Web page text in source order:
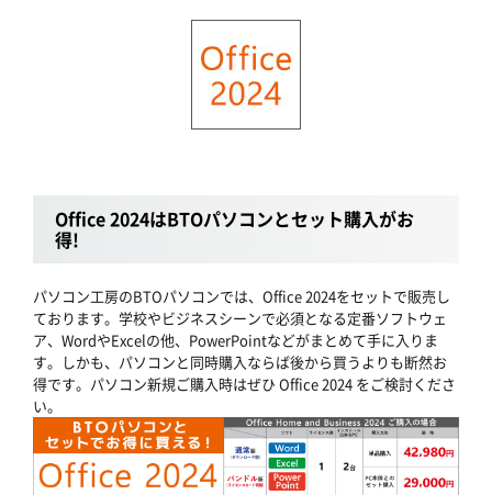
Office 2024はBTOパソコンとセット購入がお
得!
パソコン工房のBTOパソコンでは、Office 2024をセットで販売し
ております。学校やビジネスシーンで必須となる定番ソフトウェ
ア、WordやExcelの他、PowerPointなどがまとめて手に入りま
す。しかも、パソコンと同時購入ならば後から買うよりも断然お
得です。パソコン新規ご購入時はぜひ Office 2024 をご検討くださ
い。